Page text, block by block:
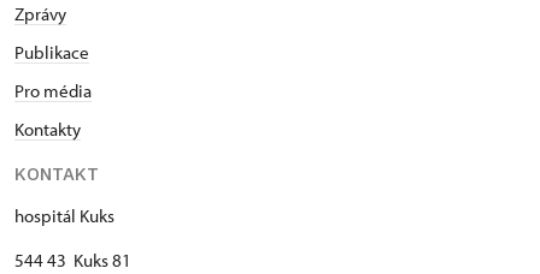
Zprávy
Publikace
Pro média
Kontakty
KONTAKT
hospitál Kuks
544 43 Kuks 81